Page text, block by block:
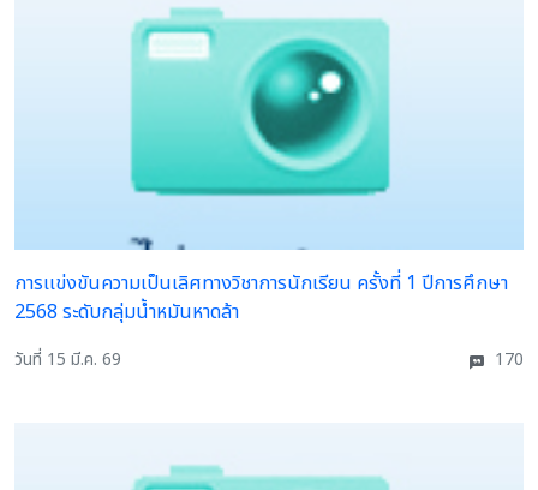
การเเข่งขันความเป็นเลิศทางวิชาการนักเรียน ครั้งที่ 1 ปีการศึกษา
2568 ระดับกลุ่มน้ำหมันหาดล้า
วันที่ 15 มี.ค. 69 170